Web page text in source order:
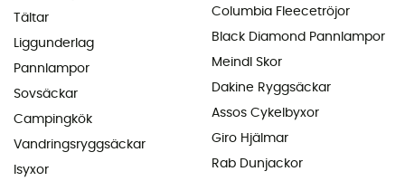
Tältar
Liggunderlag
Pannlampor
Sovsäckar
Campingkök
Vandringsryggsäckar
Isyxor
Columbia Fleecetröjor
Black Diamond Pannlampor
Meindl Skor
Dakine Ryggsäckar
Assos Cykelbyxor
Giro Hjälmar
Rab Dunjackor